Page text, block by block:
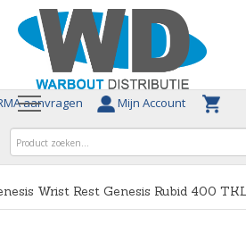
aanvragen Mijn Account
Wrist Rest Genesis Rubid 400